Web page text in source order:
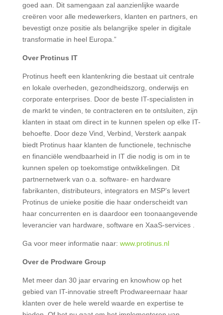
goed aan. Dit samengaan zal aanzienlijke waarde
creëren voor alle medewerkers, klanten en partners, en
bevestigt onze positie als belangrijke speler in digitale
transformatie in heel Europa.”
Over Protinus IT
Protinus heeft een klantenkring die bestaat uit centrale
en lokale overheden, gezondheidszorg, onderwijs en
corporate enterprises. Door de beste IT-specialisten in
de markt te vinden, te contracteren en te ontsluiten, zijn
klanten in staat om direct in te kunnen spelen op elke IT-
behoefte. Door deze Vind, Verbind, Versterk aanpak
biedt Protinus haar klanten de functionele, technische
en financiële wendbaarheid in IT die nodig is om in te
kunnen spelen op toekomstige ontwikkelingen. Dit
partnernetwerk van o.a. software- en hardware
fabrikanten, distributeurs, integrators en MSP’s levert
Protinus de unieke positie die haar onderscheidt van
haar concurrenten en is daardoor een toonaangevende
leverancier van hardware, software en XaaS-services .
Ga voor meer informatie naar: www.protinus.nl
Over de ProdwareGroup
Met meer dan 30 jaar ervaring en knowhow op het
gebied van IT-innovatie streeft Prodwareernaar haar
klanten over de hele wereld waarde en expertise te